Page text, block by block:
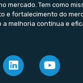
mercado. Tem como
e fortalecimento do
a melhoria contínua e